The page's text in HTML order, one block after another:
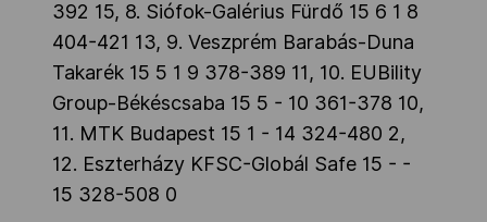
392 15, 8. Siófok-Galérius Fürdő 15 6 1 8
404-421 13, 9. Veszprém Barabás-Duna
Takarék 15 5 1 9 378-389 11, 10. EUBility
Group-Békéscsaba 15 5 - 10 361-378 10,
11. MTK Budapest 15 1 - 14 324-480 2,
12. Eszterházy KFSC-Globál Safe 15 - -
15 328-508 0